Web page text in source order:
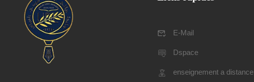
E-Mail
Dspace
enseignement a distance